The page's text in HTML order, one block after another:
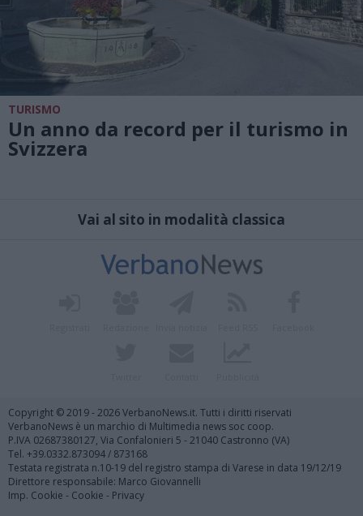
TURISMO
Un anno da record per il turismo in
Svizzera
Vai al sito in modalità classica
Copyright © 2019 - 2026 VerbanoNews.it. Tutti i diritti riservati
VerbanoNews è un marchio di Multimedia news soc coop.
P.IVA 02687380127, Via Confalonieri 5 - 21040 Castronno (VA)
Tel. +39.0332.873094 / 873168
Testata registrata n.10-19 del registro stampa di Varese in data 19/12/19
Direttore responsabile: Marco Giovannelli
Imp. Cookie - Cookie - Privacy